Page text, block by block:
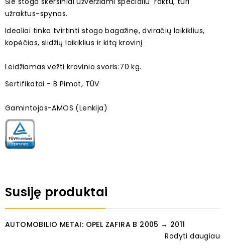
užraktus-spynas.
Idealiai tinka tvirtinti stogo bagažinę, dviračių laikiklius,
kopėčias, slidžių laikiklius ir kitą krovinį
Leidžiamas vežti krovinio svoris:70 kg.
Sertifikatai - B Pimot, TÜV
Gamintojas-AMOS (Lenkija)
Susiję produktai
AUTOMOBILIO METAI: OPEL ZAFIRA B 2005 → 2011
Rodyti daugiau